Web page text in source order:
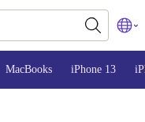
MacBooks iPhone 13